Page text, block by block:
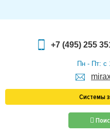
ЭЛЕКТРИКА И ОСВЕЩЕНИЕ
+7 (495) 255
Пн - Пт: с
Системы